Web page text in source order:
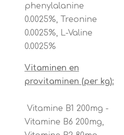
phenylalanine
0.0025%, Treonine
0.0025%, L-Valine
0.0025%
Vitaminen en
provitaminen (per kg):
Vitamine B1 200mg -
Vitamine B6 200mg,